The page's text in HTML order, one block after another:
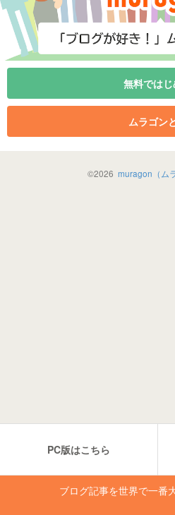
無料ではじ
ムラゴン
©2026 muragon（ム
PC版はこちら
ブログ記事を世界で一番